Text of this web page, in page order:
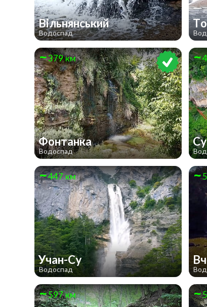
Вільнянський
Водоспад
379 км
Фонтанка
Водоспад
447 км
Учан-Су
Водоспад
597 км